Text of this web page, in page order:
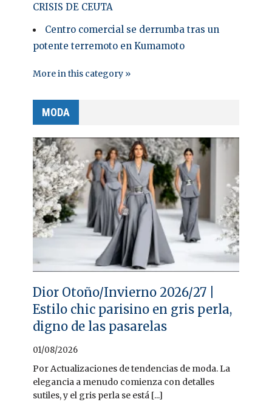
CRISIS DE CEUTA
Centro comercial se derrumba tras un
potente terremoto en Kumamoto
More in this category »
MODA
Dior Otoño/Invierno 2026/27 |
Estilo chic parisino en gris perla,
digno de las pasarelas
01/08/2026
Por Actualizaciones de tendencias de moda. La
elegancia a menudo comienza con detalles
sutiles, y el gris perla se está [...]